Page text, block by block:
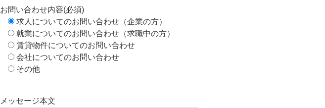
お問い合わせ内容(必須)
求人についてのお問い合わせ（企業の方）
就業についてのお問い合わせ（求職中の方）
賃貸物件についてのお問い合わせ
会社についてのお問い合わせ
その他
メッセージ本文